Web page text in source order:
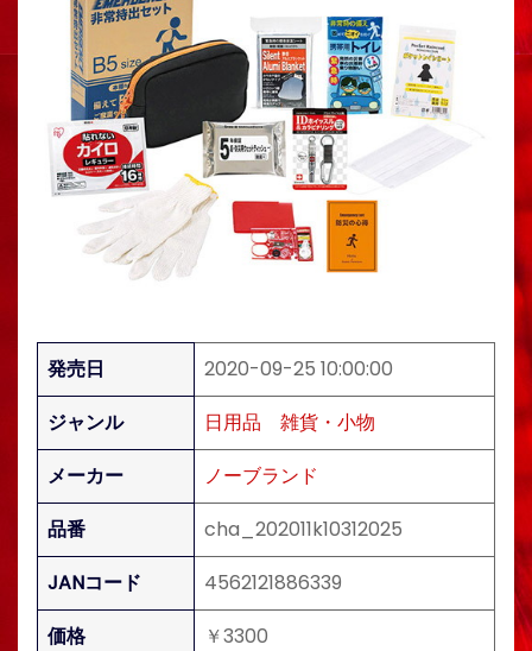
発売日
2020-09-25 10:00:00
ジャンル
日用品
雑貨・小物
メーカー
ノーブランド
品番
cha_202011k10312025
JANコード
4562121886339
価格
￥3300